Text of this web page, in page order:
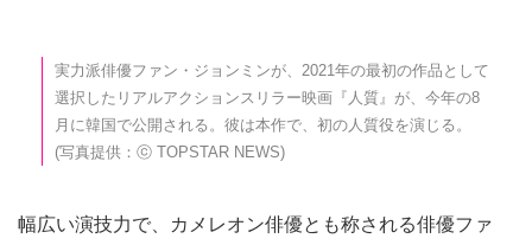
実力派俳優ファン・ジョンミンが、2021年の最初の作品として
選択したリアルアクションスリラー映画『人質』が、今年の8
月に韓国で公開される。彼は本作で、初の人質役を演じる。
(写真提供：ⓒ TOPSTAR NEWS)
幅広い演技力で、カメレオン俳優とも称される俳優ファ